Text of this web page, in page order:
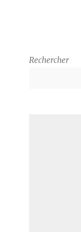
Rechercher